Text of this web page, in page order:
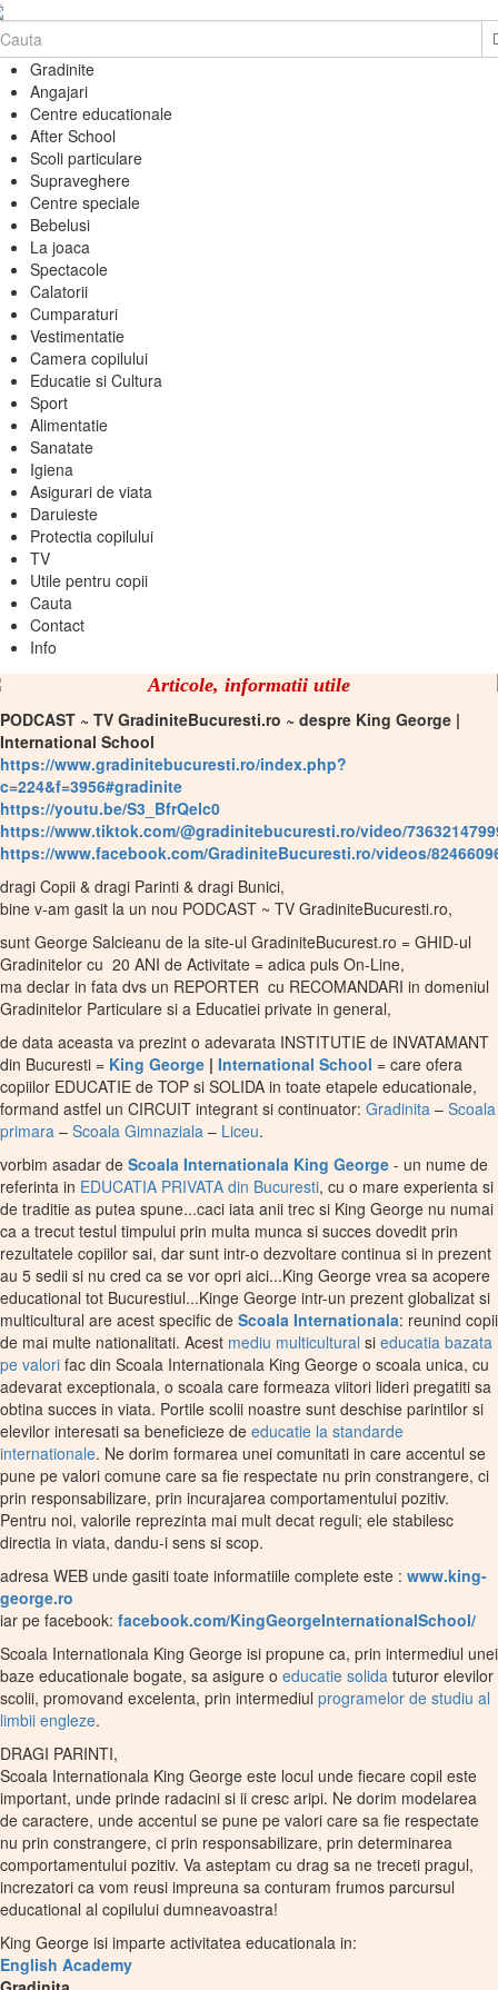
Gradinite
Angajari
Centre educationale
After School
Scoli particulare
Supraveghere
Centre speciale
Bebelusi
La joaca
Spectacole
Calatorii
Cumparaturi
Vestimentatie
Camera copilului
Educatie si Cultura
Sport
Alimentatie
Sanatate
Igiena
Asigurari de viata
Daruieste
Protectia copilului
TV
Utile pentru copii
Cauta
Contact
Info
Articole, informatii utile
PODCAST ~ TV GradiniteBucuresti.ro ~ despre King George |
International School
https://www.gradinitebucuresti.ro/index.php?
c=224&f=3956#gradinite
https://youtu.be/S3_BfrQelc0
https://www.tiktok.com/@gradinitebucuresti.ro/video/
https://www.facebook.com/GradiniteBucuresti.ro/videos/
dragi Copii & dragi Parinti & dragi Bunici,
bine v-am gasit la un nou PODCAST ~ TV GradiniteBucuresti.ro,
sunt George Salcieanu de la site-ul GradiniteBucurest.ro = GHID-ul
Gradinitelor cu 20 ANI de Activitate = adica puls On-Line,
ma declar in fata dvs un REPORTER cu RECOMANDARI in domeniul
Gradinitelor Particulare si a Educatiei private in general,
de data aceasta va prezint o adevarata INSTITUTIE de INVATAMANT
din Bucuresti = King George | International School = care ofera
copiilor EDUCATIE de TOP si SOLIDA in toate etapele educationale,
formand astfel un CIRCUIT integrant si continuator: Gradinita – Scoala
primara – Scoala Gimnaziala – Liceu.
vorbim asadar de Scoala Internationala King George - un nume de
referinta in EDUCATIA PRIVATA din Bucuresti, cu o mare experienta si
de traditie as putea spune...caci iata anii trec si King George nu numai
ca a trecut testul timpului prin multa munca si succes dovedit prin
rezultatele copiilor sai, dar sunt intr-o dezvoltare continua si in prezent
au 5 sedii si nu cred ca se vor opri aici...King George vrea sa acopere
educational tot Bucurestiul...Kinge George intr-un prezent globalizat si
multicultural are acest specific de Scoala Internationala: reunind copii
de mai multe nationalitati. Acest mediu multicultural si educatia bazata
pe valori fac din Scoala Internationala King George o scoala unica, cu
adevarat exceptionala, o scoala care formeaza viitori lideri pregatiti sa
obtina succes in viata. Portile scolii noastre sunt deschise parintilor si
elevilor interesati sa beneficieze de educatie la standarde
internationale. Ne dorim formarea unei comunitati in care accentul se
pune pe valori comune care sa fie respectate nu prin constrangere, ci
prin responsabilizare, prin incurajarea comportamentului pozitiv.
Pentru noi, valorile reprezinta mai mult decat reguli; ele stabilesc
directia in viata, dandu-i sens si scop.
adresa WEB unde gasiti toate informatiile complete este : www.king-
george.ro
iar pe facebook: facebook.com/KingGeorgeInternationalSchool/
Scoala Internationala King George isi propune ca, prin intermediul unei
baze educationale bogate, sa asigure o educatie solida tuturor elevilor
scolii, promovand excelenta, prin intermediul programelor de studiu al
limbii engleze.
DRAGI PARINTI,
Scoala Internationala King George este locul unde fiecare copil este
important, unde prinde radacini si ii cresc aripi. Ne dorim modelarea
de caractere, unde accentul se pune pe valori care sa fie respectate
nu prin constrangere, ci prin responsabilizare, prin determinarea
comportamentului pozitiv. Va asteptam cu drag sa ne treceti pragul,
increzatori ca vom reusi impreuna sa conturam frumos parcursul
educational al copilului dumneavoastra!
King George isi imparte activitatea educationala in:
English Academy